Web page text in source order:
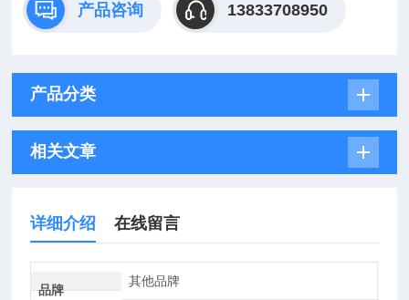
产品咨询 13833708950
产品分类
相关文章
详细介绍 在线留言
品牌
其他品牌